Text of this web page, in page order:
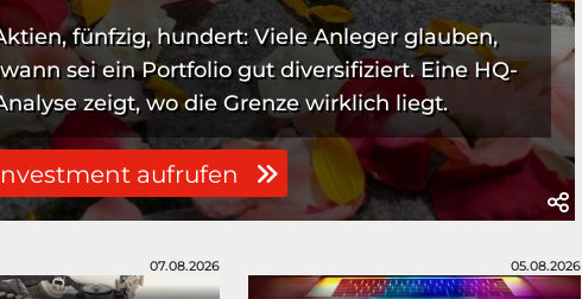
fünfzig, hundert: Viele Anleger glauben,
sei ein Portfolio gut diversifiziert. Eine HQ-
zeigt, wo die Grenze wirklich liegt.
aufrufen
07.08.2026 05.08.2026